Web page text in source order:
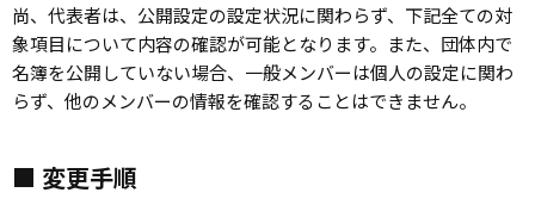
尚、代表者は、公開設定の設定状況に関わらず、下記全ての対
象項目について内容の確認が可能となります。また、団体内で
名簿を公開していない場合、一般メンバーは個人の設定に関わ
らず、他のメンバーの情報を確認することはできません。
■ 変更手順